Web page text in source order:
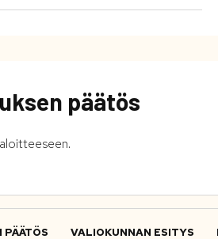
päätös
PÄÄTÖS VALIOKUNNAN ESITYS